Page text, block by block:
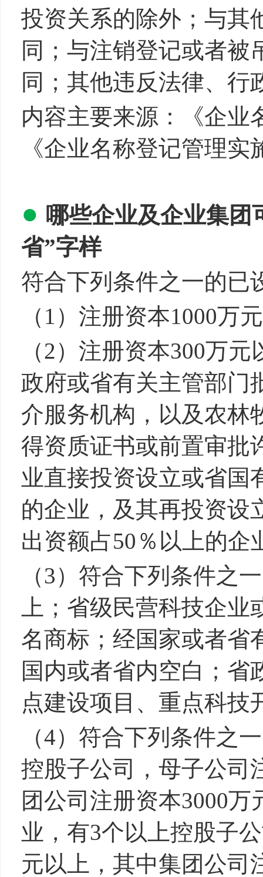
投资关系的除外；与其
同；与注销登记或者被
同；其他违反法律、行
内容主要来源：《企业
《企业名称登记管理
● 哪些企业及企业集团
省”字样
符合下列条件之一的已
（1）注册资本1000万
（2）注册资本300万
政府或省有关主管部门
介服务机构，以及农林
得资质证书或前置审批
业直接投资设立或省国
的企业，及其再投资设
出资额占50％以上的企
（3）符合下列条件之
上；省级民营科技企
名商标；经国家或者省
国内或者省内空白；省
点建设项目、重点科技
（4）符合下列条件之
控股子公司，母子公司
团公司注册资本3000
业，有3个以上控股子
元以上，其中集团公司